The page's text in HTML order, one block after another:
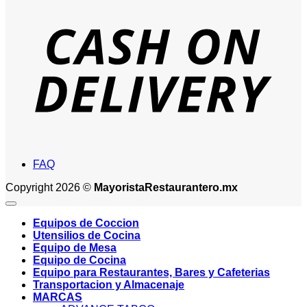
FAQ
Copyright 2026 © MayoristaRestaurantero.mx
Equipos de Coccion
Utensilios de Cocina
Equipo de Mesa
Equipo de Cocina
Equipo para Restaurantes, Bares y Cafeterias
Transportacion y Almacenaje
MARCAS